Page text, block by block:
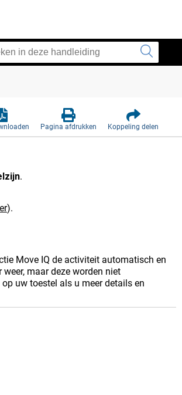
Pagina afdrukken Koppeling delen
.
).
Move IQ de activiteit automatisch en
maar deze worden niet
uw toestel als u meer details en